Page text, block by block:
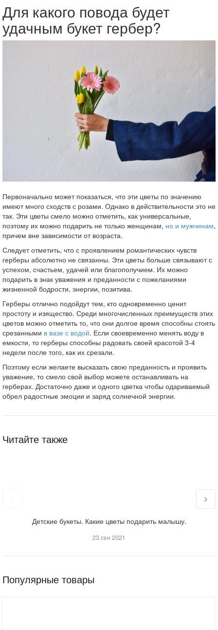
Для какого повода будет
удачным букет гербер?
Первоначально может показаться, что эти цветы по значению
имеют много сходств с розами. Однако в действительности это не
так. Эти цветы смело можно отметить, как универсальные,
поэтому их можно подарить не только женщинам, но и мужчинам,
причем вне зависимости от возраста.
Следует отметить, что с проявлением романтических чувств
герберы абсолютно не связанны. Эти цветы больше связывают с
успехом, счастьем, удачей или благополучием. Их можно
подарить в знак уважения и преданности с пожеланиями
жизненной бодрости, энергии, позитива.
Герберы отлично подойдут тем, кто одновременно ценит
простоту и изящество. Среди многочисленных преимуществ этих
цветов можно отметить то, что они долгое время способны стоять
срезанными в вазе с водой. Если своевременно менять воду в
емкости, то герберы способны радовать своей красотой 3-4
недели после того, как их срезали.
Поэтому если желаете высказать свою преданность и проявить
уважение, то смело свой выбор можете останавливать на
герберах. Достаточно даже и одного цветка чтобы одариваемый
обрел радостные эмоции и заряд солнечной энергии.
Читайте также
Детские букеты. Какие цветы подарить малышу.
23 сен 2021
Популярные товары